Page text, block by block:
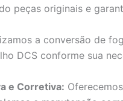
peças originais e
a conversão de
DCS conforme sua
e Corretiva: